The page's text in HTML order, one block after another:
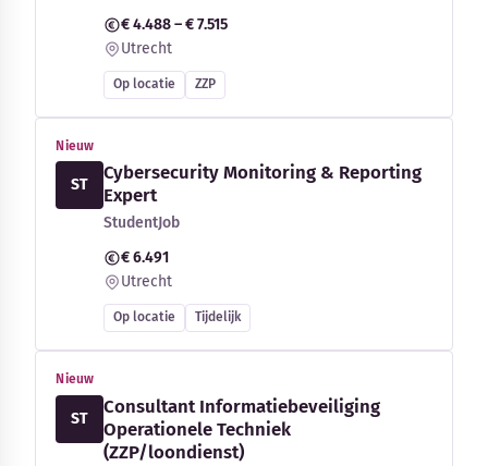
€ 4.488 – € 7.515
Utrecht
Op locatie ZZP
Nieuw
ST
Cybersecurity Monitoring & Reporting
Expert
StudentJob
€ 6.491
Utrecht
Op locatie Tijdelijk
Nieuw
ST
Consultant Informatiebeveiliging
Operationele Techniek
(ZZP/loondienst)